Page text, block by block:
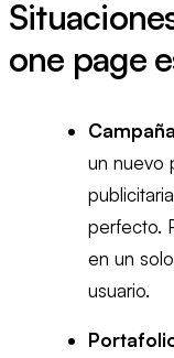
one page
un nuevo
perfecto.
en un
usuario.